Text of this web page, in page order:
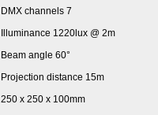
DMX channels 7
Illuminance 1220lux @ 2m
Beam angle 60°
Projection distance 15m
250 x 250 x 100mm